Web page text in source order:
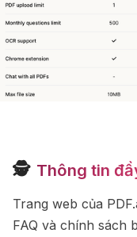
🕵 Thông tin
Trang web của
FAQ và chính sách